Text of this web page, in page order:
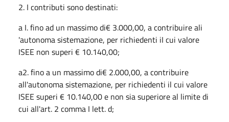
2. I contributi sono destinati:
a I. fino ad un massimo di€ 3.000,00, a contribuire ali
'autonoma sistemazione, per richiedenti iI cui valore
ISEE non superi € 10.140,00;
a2. fino a un massimo di€ 2.000,00, a contribuire
all'autonoma sistemazione, per richiedenti il cui valore
ISEE superi € 10.140,00 e non sia superiore al limite di
cui all'art. 2 comma I lett. d;